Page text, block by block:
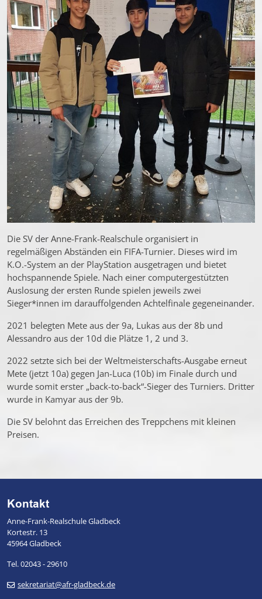
Die SV der Anne-Frank-Realschule organisiert in
regelmäßigen Abständen ein FIFA-Turnier. Dieses wird im
K.O.-System an der PlayStation ausgetragen und bietet
hochspannende Spiele. Nach einer computergestützten
Auslosung der ersten Runde spielen jeweils zwei
Sieger*innen im darauffolgenden Achtelfinale gegeneinander.
2021 belegten Mete aus der 9a, Lukas aus der 8b und
Alessandro aus der 10d die Plätze 1, 2 und 3.
2022 setzte sich bei der Weltmeisterschafts-Ausgabe erneut
Mete (jetzt 10a) gegen Jan-Luca (10b) im Finale durch und
wurde somit erster „back-to-back“-Sieger des Turniers. Dritter
wurde in Kamyar aus der 9b.
Die SV belohnt das Erreichen des Treppchens mit kleinen
Preisen.
Kontakt
Anne-Frank-Realschule Gladbeck
Kortestr. 13
45964 Gladbeck
Tel. 02043 - 29610
sekretariat@afr-gladbeck.de